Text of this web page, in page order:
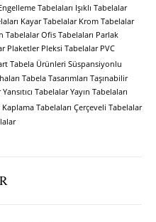
Tabelaları Işıklı Tabelalar
Kayar Tabelalar Krom Tabelalar
Tabelalar Ofis Tabelaları Parlak
Plaketler Pleksi Tabelalar PVC
Tabela Ürünleri Süspansiyonlu
Tabela Tasarımları Taşınabilir
Yansıtıcı Tabelalar Yayın Tabelaları
Kaplama Tabelaları Çerçeveli Tabelalar